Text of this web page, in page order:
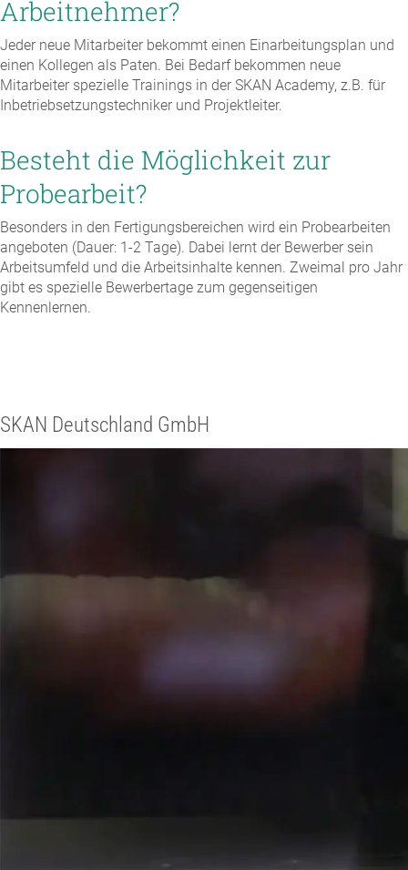
Arbeitnehmer?
Jeder neue Mitarbeiter bekommt einen Einarbeitungsplan und
einen Kollegen als Paten. Bei Bedarf bekommen neue
Mitarbeiter spezielle Trainings in der SKAN Academy, z.B. für
Inbetriebsetzungstechniker und Projektleiter.
Besteht die Möglichkeit zur
Probearbeit?
Besonders in den Fertigungsbereichen wird ein Probearbeiten
angeboten (Dauer: 1-2 Tage). Dabei lernt der Bewerber sein
Arbeitsumfeld und die Arbeitsinhalte kennen. Zweimal pro Jahr
gibt es spezielle Bewerbertage zum gegenseitigen
Kennenlernen.
SKAN Deutschland GmbH